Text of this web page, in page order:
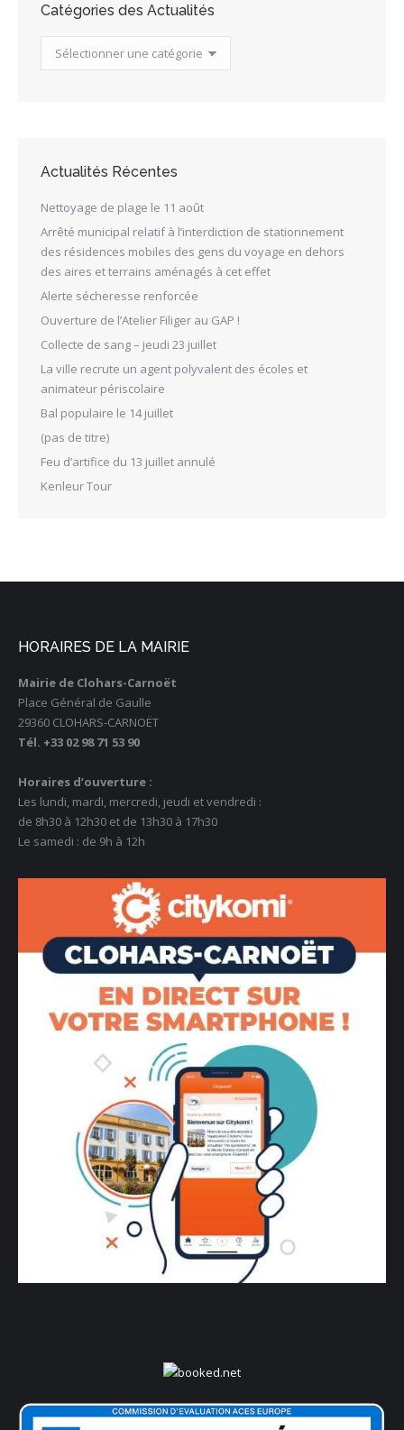
Catégories des Actualités
Catégories
des
Actualités Récentes
Nettoyage de plage le 11 août
Arrêté municipal relatif à l’interdiction de stationnement
des résidences mobiles des gens du voyage en dehors
des aires et terrains aménagés à cet effet
Alerte sécheresse renforcée
Ouverture de l’Atelier Filiger au GAP !
Collecte de sang – jeudi 23 juillet
La ville recrute un agent polyvalent des écoles et
animateur périscolaire
Bal populaire le 14 juillet
(pas de titre)
Feu d’artifice du 13 juillet annulé
Kenleur Tour
HORAIRES DE LA MAIRIE
Mairie de Clohars-Carnoët
Place Général de Gaulle
29360 CLOHARS-CARNOËT
Tél. +33 02 98 71 53 90
Horaires d’ouverture :
Les lundi, mardi, mercredi, jeudi et vendredi :
de 8h30 à 12h30 et de 13h30 à 17h30
Le samedi : de 9h à 12h